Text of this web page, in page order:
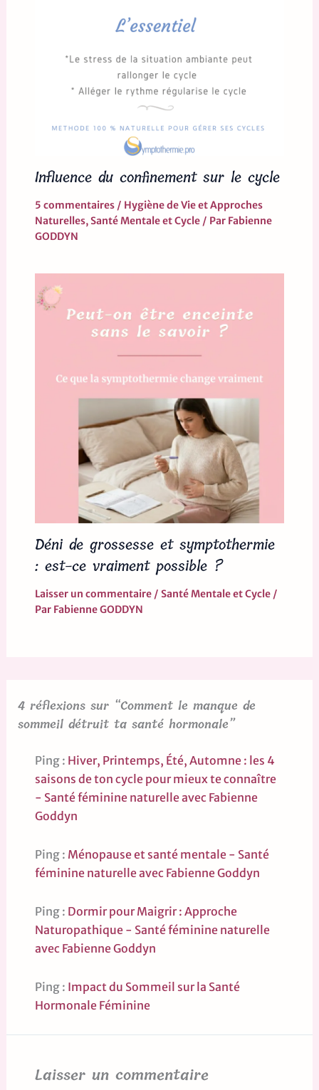
Influence du confinement sur le cycle
5 commentaires / Hygiène de Vie et Approches
Naturelles,Santé Mentale et Cycle/ Par Fabienne
GODDYN
Déni de grossesse et symptothermie
: est-ce vraiment possible ?
Laisser un commentaire / Santé Mentale et Cycle/
Par Fabienne GODDYN
4 réflexions sur “Comment le manque de
sommeil détruit ta santé hormonale”
Ping : Hiver, Printemps, Été, Automne : les 4
saisons de ton cycle pour mieux te connaître
- Santé féminine naturelle avec Fabienne
Goddyn
Ping : Ménopause et santé mentale - Santé
féminine naturelle avec Fabienne Goddyn
Ping : Dormir pour Maigrir : Approche
Naturopathique - Santé féminine naturelle
avec Fabienne Goddyn
Ping : Impact du Sommeil sur la Santé
Hormonale Féminine
Laisser un commentaire